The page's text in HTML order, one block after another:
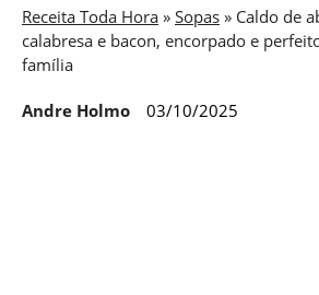
Receita Toda Hora » Sopas » Caldo de
calabresa e bacon, encorpado e
família
Andre Holmo 03/10/2025